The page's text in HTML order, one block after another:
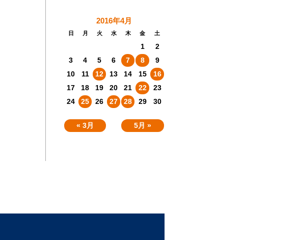
2016年4月
日 月 火 水 木 金 土
« 3月 5月 »
1
2
3
4 5 6 7 8
9
10
11 12 13 14 15
16
17
18 19 20 21 22
23
24
25 26 27 28 29 30